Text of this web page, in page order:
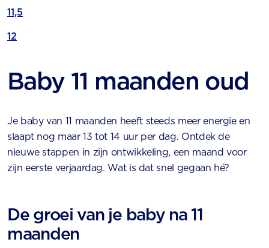
11,5
12
Baby 11 maanden oud
Je baby van 11 maanden heeft steeds meer energie en
slaapt nog maar 13 tot 14 uur per dag. Ontdek de
nieuwe stappen in zijn ontwikkeling, een maand voor
zijn eerste verjaardag. Wat is dat snel gegaan hé?
De groei van je baby na 11
maanden